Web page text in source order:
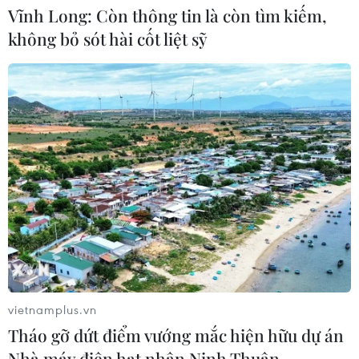
Xem thêm
CƠ QUAN CHỦ QUẢN: THÔNG TẤN XÃ VIỆT NAM
Tổng Biên tập: TRẦN TIẾN DUẨN
Phó Tổng Biên tập: NGUYỄN THỊ TÁM, KHÚC THANH
THỦY
Sở hữu trí tuệ
Quy định sử dụng
RSS
Ngôn ngữ
TTXVN
Vĩnh Long: Còn thông tin là còn tìm kiếm,
không bỏ sót hài cốt liệt sỹ
vietnamplus.vn
Tháo gỡ dứt điểm vướng mắc hiện hữu dự án